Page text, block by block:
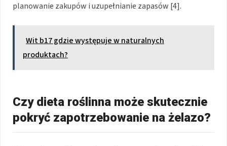
planowanie zakupów i uzupełnianie zapasów [4].
Wit b17 gdzie występuje w naturalnych
produktach?
Czy dieta roślinna może skutecznie
pokryć zapotrzebowanie na żelazo?